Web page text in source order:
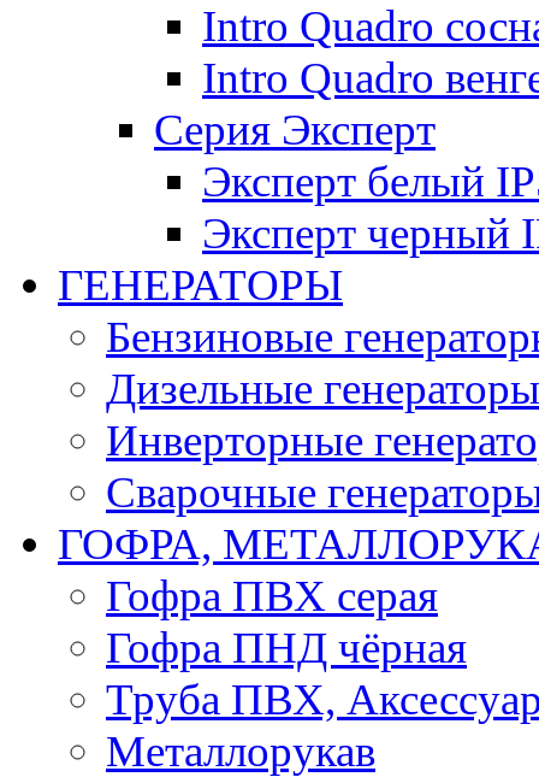
Intro Quadro
Intro Quadro
Серия Эксперт
Эксперт белый
Эксперт черный
ГЕНЕРАТОРЫ
Бензиновые
Дизельные генераторы
Инверторные
Сварочные
ГОФРА,
Гофра ПВХ серая
Гофра ПНД чёрная
Труба ПВХ,
Металлорукав